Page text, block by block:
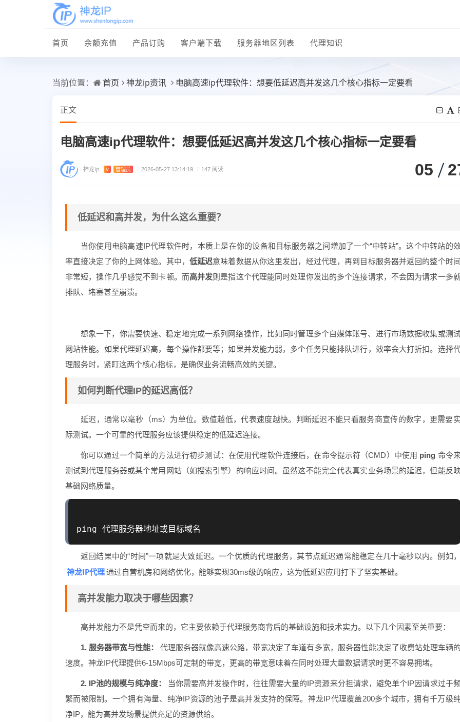
首页 余额充值 产品订购 客户端下载 服务器地区列表 代理知识
当前位置： 首页 神龙ip资讯 电脑高速ip代理软件：想要低延迟高并发这几个核心指标一定要看
正文
电脑高速ip代理软件：想要低延迟高并发这几个核心指标一定要看
神龙ip V 管理员 / 2026-05-27 13:14:19 / 147 阅读 05
低延迟和高并发，为什么这么重要？
当你使用电脑高速IP代理软件时，本质上是在你的设备和目标服务器之间增加了一个“中转站”。这个中转站的
率直接决定了你的上网体验。其中， 低延迟意味着数据从你这里发出，经过代理，再到目标服务器并返回的整个时间
非常短，操作几乎感觉不到卡顿。而高并发则是指这个代理能同时处理你发出的多个连接请求，不会因为请求一多
排队、堵塞甚至崩溃。
想象一下，你需要快速、稳定地完成一系列网络操作，比如同时管理多个自媒体账号、进行市场数据收集或测
网站性能。如果代理延迟高，每个操作都要等；如果并发能力弱，多个任务只能排队进行，效率会大打折扣。选择
理服务时，紧盯这两个核心指标，是确保业务流畅高效的关键。
如何判断代理IP的延迟高低？
延迟，通常以毫秒（ms）为单位。数值越低，代表速度越快。判断延迟不能只看服务商宣传的数字，更需要实
际测试。一个可靠的代理服务应该提供稳定的低延迟连接。
你可以通过一个简单的方法进行初步测试：在使用代理软件连接后，在命令提示符（CMD）中使用 ping 命令
测试到代理服务器或某个常用网站（如搜索引擎）的响应时间。虽然这不能完全代表真实业务场景的延迟，但能反
基础网络质量。
返回结果中的“时间”一项就是大致延迟。一个优质的代理服务，其节点延迟通常能稳定在几十毫秒以内。例如，
神龙IP代理通过自营机房和网络优化，能够实现30ms级的响应，这为低延迟应用打下了坚实基础。
高并发能力取决于哪些因素？
高并发能力不是凭空而来的，它主要依赖于代理服务商背后的基础设施和技术实力。以下几个因素至关重要：
1. 服务器带宽与性能：
代理服务器就像高速公路，带宽决定了车道有多宽，服务器性能决定了收费站处理车辆的
速度。神龙IP代理提供6-15Mbps可定制的带宽，更高的带宽意味着在同时处理大量数据请求时更不容易拥堵。
2. IP池的规模与纯净度：
当你需要高并发操作时，往往需要大量的IP资源来分担请求，避免单个IP因请求过于
繁而被限制。一个拥有海量、纯净IP资源的池子是高并发支持的保障。神龙IP代理覆盖200多个城市，拥有千万级
净IP，能为高并发场景提供充足的资源供给。